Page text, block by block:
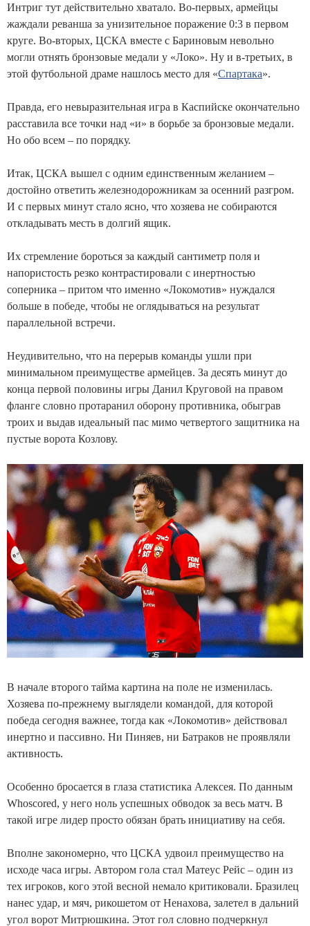
Интриг тут действительно хватало. Во-первых, армейцы
жаждали реванша за унизительное поражение 0:3 в первом
круге. Во-вторых, ЦСКА вместе с Бариновым невольно
могли отнять бронзовые медали у «Локо». Ну и в-третьих, в
этой футбольной драме нашлось место для «Спартака».
Правда, его невыразительная игра в Каспийске окончательно
расставила все точки над «и» в борьбе за бронзовые медали.
Но обо всем – по порядку.
Итак, ЦСКА вышел с одним единственным желанием –
достойно ответить железнодорожникам за осенний разгром.
И с первых минут стало ясно, что хозяева не собираются
откладывать месть в долгий ящик.
Их стремление бороться за каждый сантиметр поля и
напористость резко контрастировали с инертностью
соперника – притом что именно «Локомотив» нуждался
больше в победе, чтобы не оглядываться на результат
параллельной встречи.
Неудивительно, что на перерыв команды ушли при
минимальном преимуществе армейцев. За десять минут до
конца первой половины игры Данил Круговой на правом
фланге словно протаранил оборону противника, обыграв
троих и выдав идеальный пас мимо четвертого защитника на
пустые ворота Козлову.
В начале второго тайма картина на поле не изменилась.
Хозяева по-прежнему выглядели командой, для которой
победа сегодня важнее, тогда как «Локомотив» действовал
инертно и пассивно. Ни Пиняев, ни Батраков не проявляли
активность.
Особенно бросается в глаза статистика Алексея. По данным
Whoscored, у него ноль успешных обводок за весь матч. В
такой игре лидер просто обязан брать инициативу на себя.
Вполне закономерно, что ЦСКА удвоил преимущество на
исходе часа игры. Автором гола стал Матеус Рейс – один из
тех игроков, кого этой весной немало критиковали. Бразилец
нанес удар, и мяч, рикошетом от Ненахова, залетел в дальний
угол ворот Митрюшкина. Этот гол словно подчеркнул